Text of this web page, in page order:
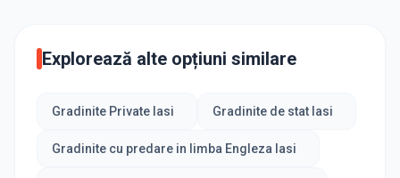
Explorează alte opțiuni similare
Gradinite Private Iasi Gradinite de stat Iasi
Gradinite cu predare in limba Engleza Iasi